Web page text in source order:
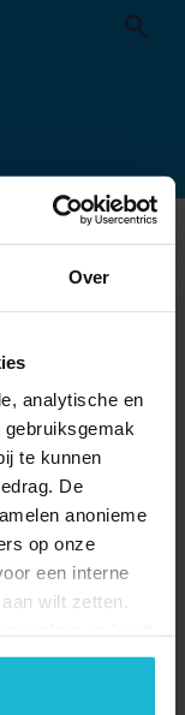
Over
analytische en
te kunnen
De
anonieme
op onze
een interne
wilt zetten.
cookies via
BB09-